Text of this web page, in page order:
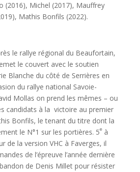
(2016), Michel (2017), Mauffrey
Mathis Bonfils (2022).
le rallye régional du Beaufortain,
le couvert avec le soutien
Blanche du côté de Serrières en
du rallye national Savoie-
Mollas on prend les mêmes – ou
candidats à la victoire au premier
Bonfils, le tenant du titre dont la
le N°1 sur les portières. 5eà
de la version VHC à Faverges, il
de l’épreuve l’année dernière
de Denis Millet pour résister